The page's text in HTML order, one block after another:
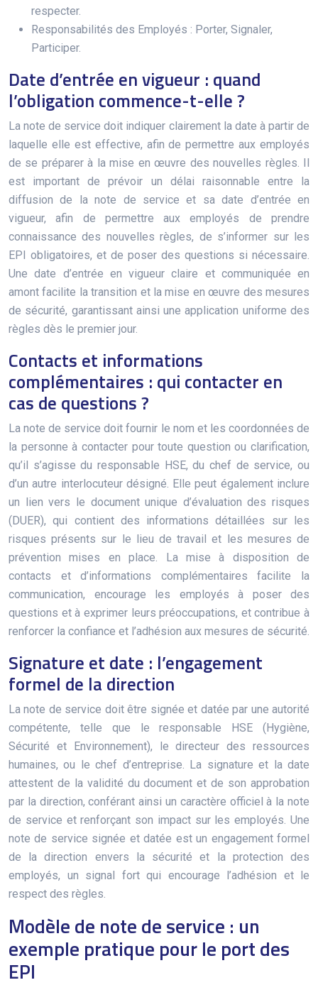
respecter.
Responsabilités des Employés : Porter, Signaler,
Participer.
Date d’entrée en vigueur : quand
l’obligation commence-t-elle ?
La note de service doit indiquer clairement la date à partir de
laquelle elle est effective, afin de permettre aux employés
de se préparer à la mise en œuvre des nouvelles règles. Il
est important de prévoir un délai raisonnable entre la
diffusion de la note de service et sa date d’entrée en
vigueur, afin de permettre aux employés de prendre
connaissance des nouvelles règles, de s’informer sur les
EPI obligatoires, et de poser des questions si nécessaire.
Une date d’entrée en vigueur claire et communiquée en
amont facilite la transition et la mise en œuvre des mesures
de sécurité, garantissant ainsi une application uniforme des
règles dès le premier jour.
Contacts et informations
complémentaires : qui contacter en
cas de questions ?
La note de service doit fournir le nom et les coordonnées de
la personne à contacter pour toute question ou clarification,
qu’il s’agisse du responsable HSE, du chef de service, ou
d’un autre interlocuteur désigné. Elle peut également inclure
un lien vers le document unique d’évaluation des risques
(DUER), qui contient des informations détaillées sur les
risques présents sur le lieu de travail et les mesures de
prévention mises en place. La mise à disposition de
contacts et d’informations complémentaires facilite la
communication, encourage les employés à poser des
questions et à exprimer leurs préoccupations, et contribue à
renforcer la confiance et l’adhésion aux mesures de sécurité.
Signature et date : l’engagement
formel de la direction
La note de service doit être signée et datée par une autorité
compétente, telle que le responsable HSE (Hygiène,
Sécurité et Environnement), le directeur des ressources
humaines, ou le chef d’entreprise. La signature et la date
attestent de la validité du document et de son approbation
par la direction, conférant ainsi un caractère officiel à la note
de service et renforçant son impact sur les employés. Une
note de service signée et datée est un engagement formel
de la direction envers la sécurité et la protection des
employés, un signal fort qui encourage l’adhésion et le
respect des règles.
Modèle de note de service : un
exemple pratique pour le port des
EPI